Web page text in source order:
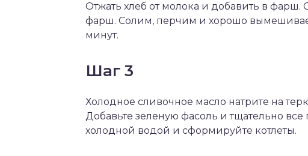
Отжать хлеб от молока и добавить в фарш.
фарш. Солим, перчим и хорошо
минут.
Шаг 3
Холодное сливочное масло натрите на
Добавьте зеленую фасоль и тщательно
холодной водой и сформируйте котлеты.